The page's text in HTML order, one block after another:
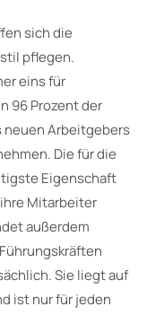
sich die
pflegen.
eins für
96 Prozent der
neuen Arbeitgebers
Die für die
Eigenschaft
Mitarbeiter
außerdem
Sie liegt auf
ist nur für jeden